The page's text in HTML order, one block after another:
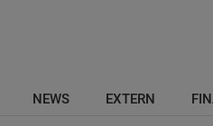
NEWS EXTERN